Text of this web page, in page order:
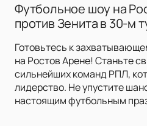
Футбольное шоу на
против Зенита в 30-м
Готовьтесь к
на Ростов Арене! Станьте
сильнейших команд РПЛ,
лидерство. Не упустите
настоящим футбольным